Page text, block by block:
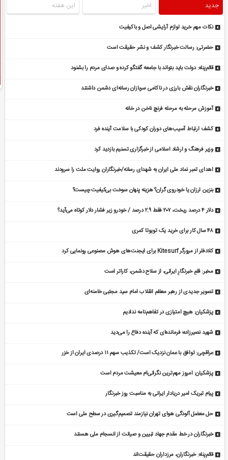
جدید اخیر این هفته
نکات مهم خرید لوازم آرایشی اصل و باکیفیت
حضرتی: رسالت خبرنگار کشف و نشر حقیقت است
قائم‌پناه: دولت باید بتواند با جامعه گفتگو کرده و صدای مردم را بشنود
خبرنگاران نقش بارزی در ناکامی سربازان رسانه‌ای دشمن داشتند
آموزش مرحله به مرحله فرنچ ناخن در خانه
کشف ارتباط آسیب‌های دوران کودکی با سلامت آینده فرد
وزیر فرهنگ و ارشاد اسلامی از خبرگزاری تسنیم بازدید کرد
اهدای تمبر نماد ملی ایران به شهدای رسانه/خبرنگاران روایت ملت را سرودند
بنزین ارزان یا خودروی گران؟ هزینه پنهان سوخت بی‌کیفیت چیست؟
دلار ۴ درصد ریخت، ۲۰۷ فقط ۲.۹ درصد / خودرو زیر فشار دلار کوتاه می‌آید؟
۴۸ سال کار برای خرید یک تویوتا کمری
کلادفلر از مرورگر Kitesurf برای ایجنت‌های هوش مصنوعی رونمایی کرد
مخبر: قلمِ خبرنگارِ ایرانی، از سلاح دشمن، کاراتر است
تصویر جدیدی از رهبر معظم انقلاب امام سید مجتبی خامنه‌ای
پزشکیان: هیچ امتیازی در تفاهم‌نامه ندادیم
شهید نصیرزاده؛ فرمانده‌ای که آینده دفاع را می‌دید
عراقچی: توافق با عمان نزدیک است/ تکذیب سهم ۱۱ درصدی ایران از خزر
پزشکیان: امروز مهم‌ترین نگرانی‌ام معیشت مردم است
پیام تبریک امیر دریادار ایرانی به مناسبت روز خبرنگار
حل معضل آلودگی هوای تهران نیازمند تصمیم‌گیری در سطح ملی است
خبرنگاران در خط مقدم جهاد تبیین و صیانت از انسجام ملی هستند
قائم‌پناه: ‏خبرنگاران، مرزداران حقیقت‌اند